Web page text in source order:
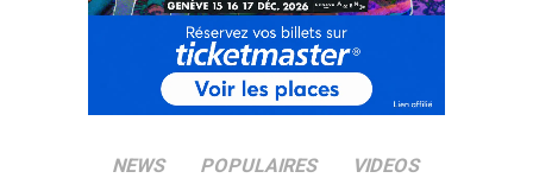
NEWS POPULAIRES VIDEOS